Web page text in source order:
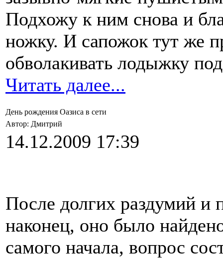
Подхожу к ним снова и
ножку. И сапожок тут же
обволакивать лодыжку
Читать далее...
День рождения Оазиса в сети
Автор: Дмитрий
14.12.2009 17:39
После долгих раздумий и
наконец, оно было
самого начала, вопрос